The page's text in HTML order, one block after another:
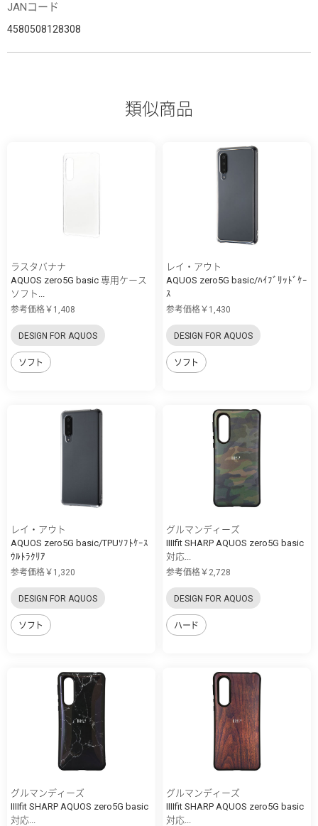
JANコード
4580508128308
類似商品
ラスタバナナ
AQUOS zero5G basic 専用ケース
ソフト...
参考価格￥1,408
DESIGN FOR AQUOS
ソフト
レイ・アウト
AQUOS zero5G basic/ﾊｲﾌﾞﾘｯﾄﾞｹｰ
ｽ
参考価格￥1,430
DESIGN FOR AQUOS
ソフト
レイ・アウト
AQUOS zero5G basic/TPUｿﾌﾄｹｰｽ
ｳﾙﾄﾗｸﾘｱ
参考価格￥1,320
DESIGN FOR AQUOS
ソフト
グルマンディーズ
IIIIfit SHARP AQUOS zero5G basic
対応...
参考価格￥2,728
DESIGN FOR AQUOS
ハード
グルマンディーズ
IIIIfit SHARP AQUOS zero5G basic
対応...
グルマンディーズ
IIIIfit SHARP AQUOS zero5G basic
対応...